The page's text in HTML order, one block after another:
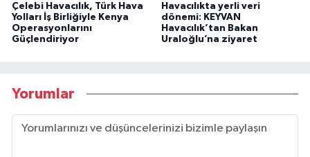
Çelebi Havacılık, Türk Hava
Yolları İş Birliğiyle Kenya
Operasyonlarını
Güçlendiriyor
Havacılıkta yerli veri
dönemi: KEYVAN
Havacılık’tan Bakan
Uraloğlu’na ziyaret
Yorumlar